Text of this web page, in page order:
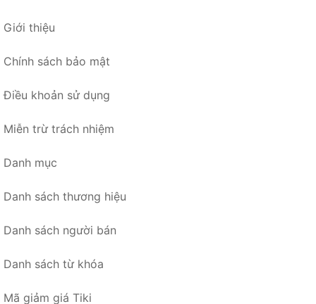
Giới thiệu
Chính sách bảo mật
Điều khoản sử dụng
Miễn trừ trách nhiệm
Danh mục
Danh sách thương hiệu
Danh sách người bán
Danh sách từ khóa
Mã giảm giá Tiki